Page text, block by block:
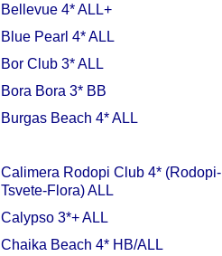
Bellevue 4* ALL+
Blue Pearl 4* ALL
Bor Club 3* ALL
Bora Bora 3* BB
Burgas Beach 4* ALL
Calimera Rodopi Club 4* (Rodopi-
Tsvete-Flora) ALL
Calypso 3*+ ALL
Chaika Beach 4* HB/ALL